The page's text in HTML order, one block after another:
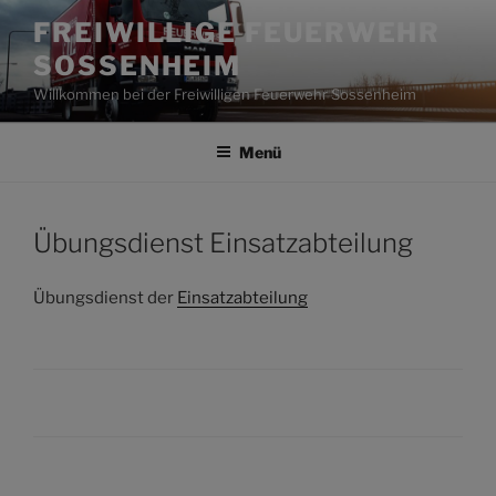
Zum
Inhalt
springen
FREIWILLIGE FEUERWEHR
SOSSENHEIM
Willkommen bei der Freiwilligen Feuerwehr Sossenheim
Menü
Übungsdienst Einsatzabteilung
Übungsdienst der Einsatzabteilung